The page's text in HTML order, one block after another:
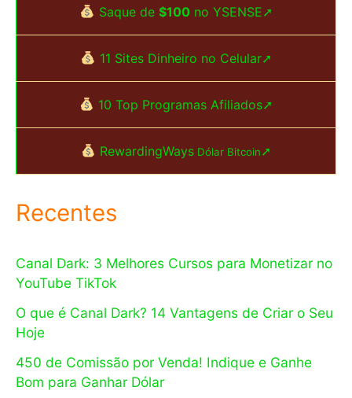
Saque de $100no YSENSE➚
11 Sites Dinheiro no Celular➚
10 Top Programas Afiliados➚
RewardingWays Dólar Bitcoin➚
Recentes
Canal Dark: 3 Melhores Cursos para Monetizar no
YouTube TikTok
O que é Canal Dark? 14 Vantagens de Criar o Seu
Hoje
450 de Comissão por Venda! Indique e Ganhe
Bom para Ganhar Dólar